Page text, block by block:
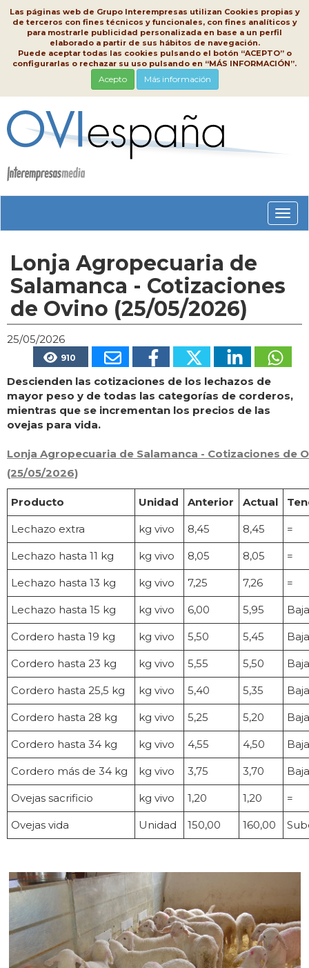
Las páginas web de Grupo Interempresas utilizan Cookies propias y
de terceros con fines técnicos y funcionales, con fines analíticos y
para mostrarle publicidad personalizada en base a un perfil
elaborado a partir de sus hábitos de navegación.
Puede aceptar todas las cookies pulsando el botón “ACEPTO” o
configurarlas o rechazar su uso pulsando en “MÁS INFORMACIÓN”.
Acepto Más información
Lonja Agropecuaria de
Salamanca - Cotizaciones
de Ovino (25/05/2026)
25/05/2026
910
Descienden las cotizaciones de los lechazos de
mayor peso y de todas las categorías de corderos,
mientras que se incrementan los precios de las
ovejas para vida.
Lonja Agropecuaria de Salamanca - Cotizaciones de
(25/05/2026)
Producto Unidad Anterior Actual
Lechazo extra kg vivo 8,45 8,45 =
Lechazo hasta 11 kg kg vivo 8,05 8,05 =
Lechazo hasta 13 kg kg vivo 7,25 7,26 =
Lechazo hasta 15 kg kg vivo 6,00 5,95 Baja
Cordero hasta 19 kg kg vivo 5,50 5,45 Baja
Cordero hasta 23 kg kg vivo 5,55 5,50 Baja
Cordero hasta 25,5 kg kg vivo 5,40 5,35 Baja
Cordero hasta 28 kg kg vivo 5,25 5,20 Baja
Cordero hasta 34 kg kg vivo 4,55 4,50 Baja
Cordero más de 34 kg kg vivo 3,75 3,70 Baja
Ovejas sacrificio kg vivo 1,20 1,20 =
Ovejas vida Unidad 150,00 160,00